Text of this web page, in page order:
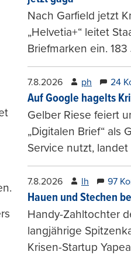
Nach Garfield jetzt
„Helvetia+“ leitet
Briefmarken ein.
7.8.2026 ph 24
Auf Google hagelts
Gelber Riese feiert
„Digitalen Brief“ als
Service nutzt,
7.8.2026 lh 97
Hauen und Stechen
Handy-Zahltochter
langjährige
Krisen-Startup